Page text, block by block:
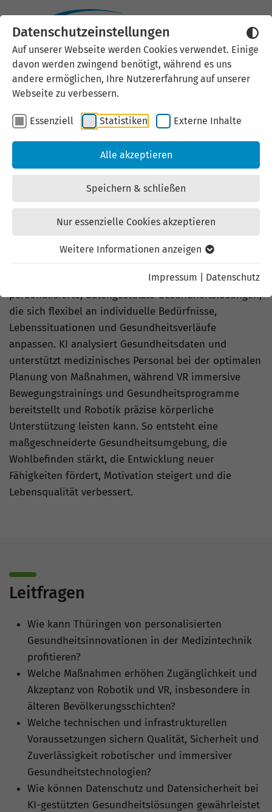
Datenschutzeinstellungen
Auf unserer Webseite werden Cookies verwendet. Einige
davon werden zwingend benötigt, während es uns
andere ermöglichen, Ihre Nutzererfahrung auf unserer
Webseite zu verbessern.
Essenziell Statistiken Externe Inhalte
Alle akzeptieren
Speichern & schließen
Nur essenzielle Cookies akzeptieren
Weitere Informationen anzeigen
Impressum Datenschutz
KI-gestützte, robotische
und immersive
Technologien für
personalisierte
Gesundheit
Veröffentlicht: November 2025
Neue Technologien wie KI, VR und Robotik haben das
grundlegend zu verändern. Sie ermöglichen
personalisierte, datengestützte Gesundheitslösungen,
die sich flexibel an individuelle Bedürfnisse,
Lebenssituationen und Gesundheitsverläufe
anpassen. KI analysiert Gesundheitsdaten und
unterstützt medizinisches Personal bei der optimalen
Planung von Maßnahmen, während VR immersive
Bewegungstrainings und Gesundheitsprogramme
bereitstellt und Robotik präzise körperliche
Unterstützung leisten kann. So entsteht eine
maßgeschneiderte Gesundheitsumgebung, die
Wohlbefinden stärkt, die Entwicklung neuer
Fähigkeiten fördert, Motivation steigert und die
Lebensqualität verbessert.
Leitfragen
Wie kann Thüringen von personalisierten
Gesundheitsinnovationen in der Medizintechnik
profitieren?
Welche Maßnahmen erhöhen Zugänglichkeit und
Akzeptanz von Robotik und VR, insbesondere in
älteren Bevölkerungsschichten?
Welche technischen und infrastrukturellen
Voraussetzungen sichern Qualität, Sicherheit und
Zuverlässigkeit robotischer und immersiver
Gesundheitstechnologien?
Wie können Datenschutz und Datensicherheit bei
KI-gestützten Gesundheitslösungen gewährleistet